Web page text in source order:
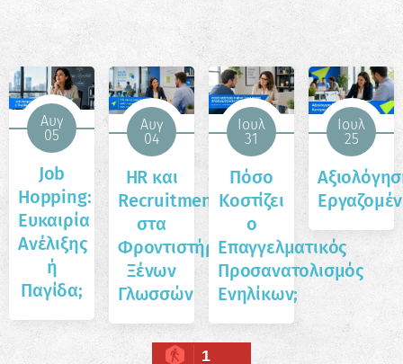
Αυγ
05
Job
Hopping:
Ευκαιρία
Ανέλιξης
ή
Παγίδα;
Αυγ
04
HR και
Recruitment
στα
Φροντιστήρια
Ξένων
Γλωσσών
Ιουλ
31
Πόσο
Κοστίζει
ο
Επαγγελματικός
Προσανατολισμός
Ενηλίκων;
Ιουλ
25
1